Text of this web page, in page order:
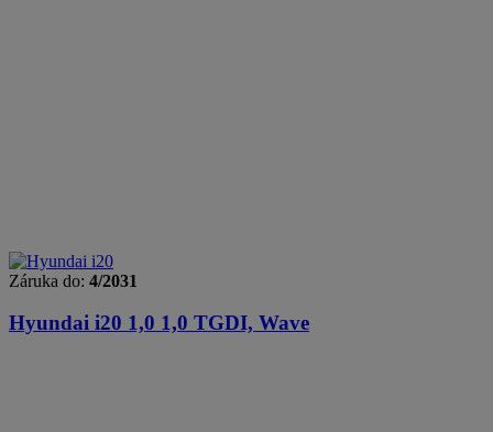
Záruka do: 4/2031
Hyundai i20 1,0 1,0 TGDI, Wave